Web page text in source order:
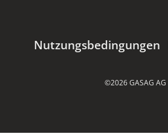
Nutzungsbedingungen
©2026 GASAG AG